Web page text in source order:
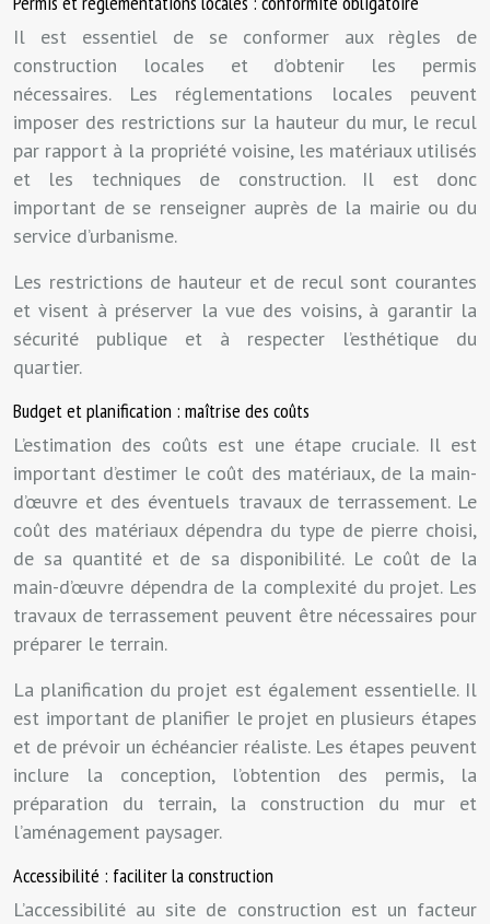
Il est essentiel de se conformer aux règles de
construction locales et d’obtenir les permis
nécessaires. Les réglementations locales peuvent
imposer des restrictions sur la hauteur du mur, le recul
par rapport à la propriété voisine, les matériaux utilisés
et les techniques de construction. Il est donc
important de se renseigner auprès de la mairie ou du
service d’urbanisme.
Les restrictions de hauteur et de recul sont courantes
et visent à préserver la vue des voisins, à garantir la
sécurité publique et à respecter l’esthétique du
quartier.
Budget et planification : maîtrise des coûts
L’estimation des coûts est une étape cruciale. Il est
important d’estimer le coût des matériaux, de la main-
d’œuvre et des éventuels travaux de terrassement. Le
coût des matériaux dépendra du type de pierre choisi,
de sa quantité et de sa disponibilité. Le coût de la
main-d’œuvre dépendra de la complexité du projet. Les
travaux de terrassement peuvent être nécessaires pour
préparer le terrain.
La planification du projet est également essentielle. Il
est important de planifier le projet en plusieurs étapes
et de prévoir un échéancier réaliste. Les étapes peuvent
inclure la conception, l’obtention des permis, la
préparation du terrain, la construction du mur et
l’aménagement paysager.
Accessibilité : faciliter la construction
L’accessibilité au site de construction est un facteur